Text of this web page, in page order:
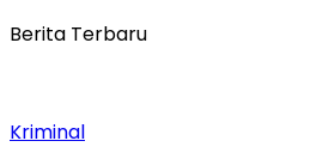
Berita Terbaru
Kriminal